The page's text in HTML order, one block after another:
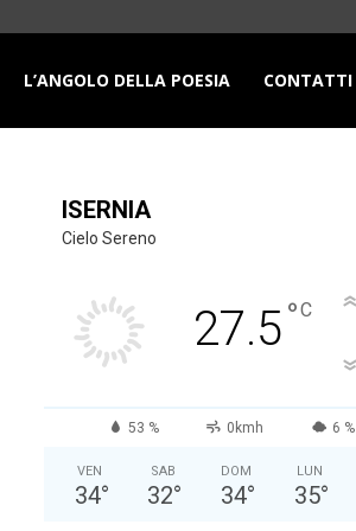
L’ANGOLO DELLA POESIA CONTATTI
ISERNIA
Cielo Sereno
27.5°C
53 % 0kmh 6 %
VEN
34°
SAB
32°
DOM
34°
LUN
35°